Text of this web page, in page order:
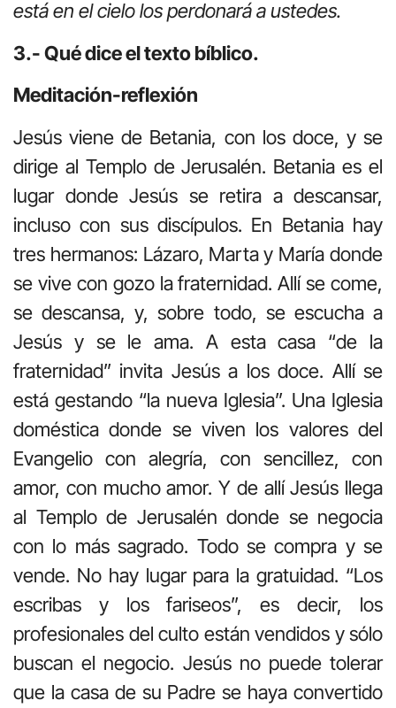
está en el cielo los perdonará a ustedes.
3.- Qué dice el texto bíblico.
Meditación-reflexión
Jesús viene de Betania, con los doce, y se
dirige al Templo de Jerusalén. Betania es el
lugar donde Jesús se retira a descansar,
incluso con sus discípulos. En Betania hay
tres hermanos: Lázaro, Marta y María donde
se vive con gozo la fraternidad. Allí se come,
se descansa, y, sobre todo, se escucha a
Jesús y se le ama. A esta casa “de la
fraternidad” invita Jesús a los doce. Allí se
está gestando “la nueva Iglesia”. Una Iglesia
doméstica donde se viven los valores del
Evangelio con alegría, con sencillez, con
amor, con mucho amor. Y de allí Jesús llega
al Templo de Jerusalén donde se negocia
con lo más sagrado. Todo se compra y se
vende. No hay lugar para la gratuidad. “Los
escribas y los fariseos”, es decir, los
profesionales del culto están vendidos y sólo
buscan el negocio. Jesús no puede tolerar
que la casa de su Padre se haya convertido